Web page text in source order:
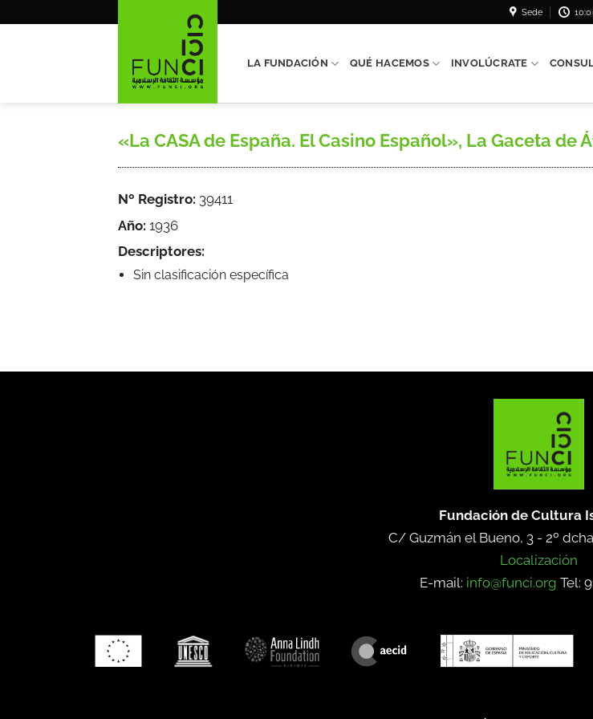
Sede
LA FUNDACIÓN QUÉ HACEMOS INVOLÚCRATE
«La CASA de España. El Casino Español», La Gaceta de
Nº Registro: 39411
Año: 1936
Descriptores:
Sin clasificación específica
Fundación de Cultura
C/ Guzmán el Bueno, 3 - 2º
Localización
E-mail: info@funci.org Tel: